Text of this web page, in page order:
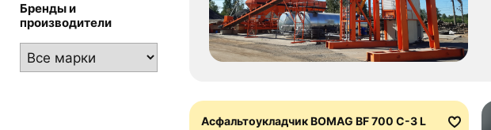
Бренды и
производители
Асфальтоукладчик BOMAG BF 700 C-3 L